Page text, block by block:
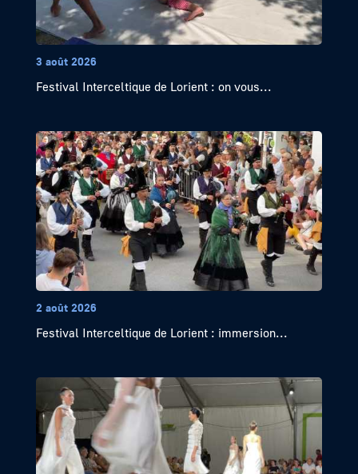
3 août 2026
Festival Interceltique de Lorient : on vous...
2 août 2026
Festival Interceltique de Lorient : immersion...